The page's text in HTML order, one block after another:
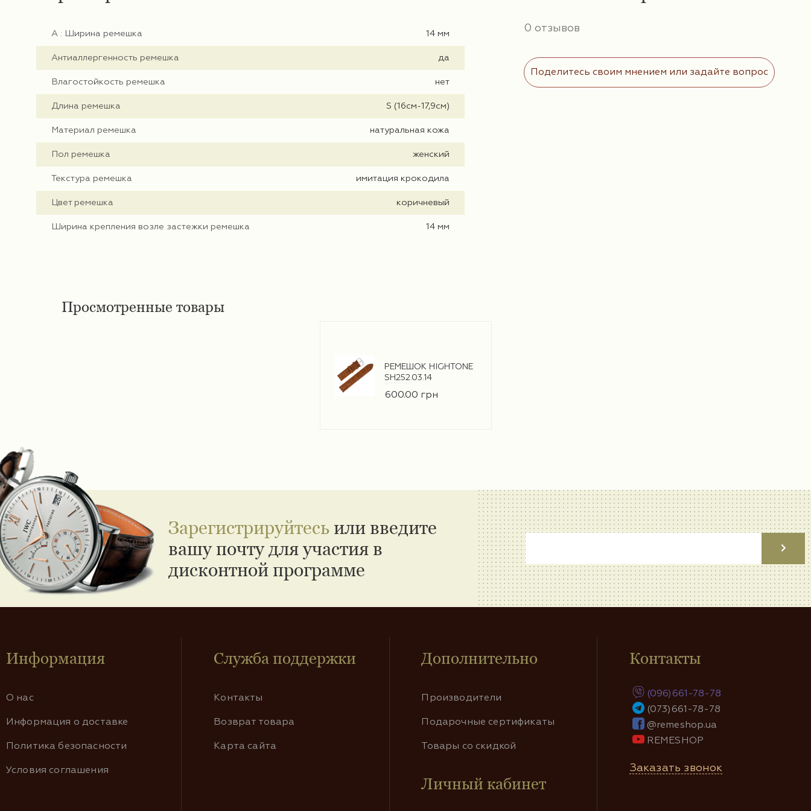
А : Ширина ремешка 14 мм
Антиаллергенность ремешка да
Влагостойкость ремешка нет
Длина ремешка S (16см-17,9см)
Материал ремешка натуральная кожа
Пол ремешка женский
Текстура ремешка имитация крокодила
Цвет ремешка коричневый
Ширина крепления возле застежки ремешка 14 мм
0 отзывов
Поделитесь своим мнением или задайте вопрос
Просмотренные товары
РЕМЕШОК HIGHTONE
SH252.03.14
600.00 грн
Зарегистрируйтесь или введите
вашу почту для участия в
дисконтной программе
Информация
О нас
Информация о доставке
Политика безопасности
Условия соглашения
Служба поддержки
Контакты
Возврат товара
Карта сайта
Дополнительно
Производители
Подарочные сертификаты
Товары со скидкой
Личный кабинет
Контакты
(096)661-78-78
(073)661-78-78
@remeshop.ua
REMESHOP
Заказать звонок